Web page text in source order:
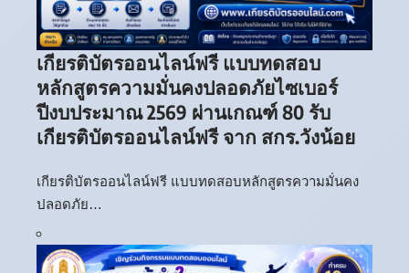
เกียรติบัตรออนไลน์ฟรี แบบทดสอบ
หลักสูตรความมั่นคงปลอดภัยไซเบอร์
ปีงบประมาณ 2569 ผ่านเกณฑ์ 80 รับ
เกียรติบัตรออนไลน์ฟรี จาก สกร.วังน้อย
เกียรติบัตรออนไลน์ฟรี แบบทดสอบหลักสูตรความมั่นคง
ปลอดภัย…